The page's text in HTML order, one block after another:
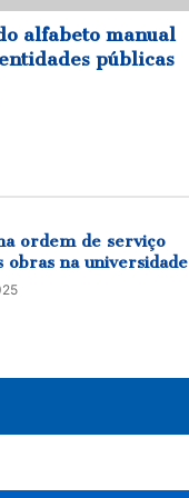
alfabeto manual
públicas
ordem de serviço
obras na universidade